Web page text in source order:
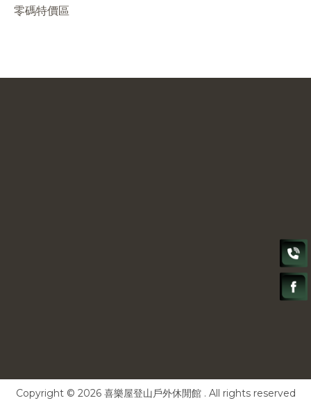
零碼特價區
Copyright © 2026 喜樂屋登山戶外休閒館 . All rights reserved